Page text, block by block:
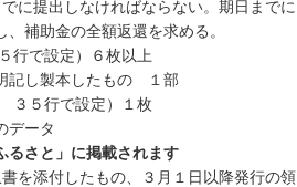
に提出しなければならない。期日までに
補助金の全額返還を求める。
行で設定）６枚以上
本したもの １部
３５行で設定）１枚
データ
るさと」に掲載されます
を添付したもの、３月１日以降発行の領